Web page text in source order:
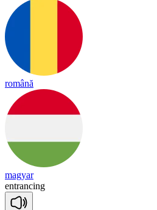
română
magyar
entrancing